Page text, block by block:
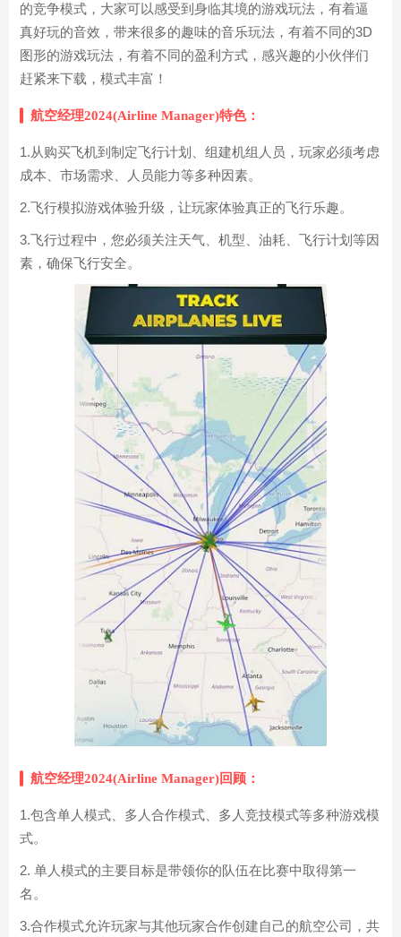
的竞争模式，大家可以感受到身临其境的游戏玩法，有着逼
真好玩的音效，带来很多的趣味的音乐玩法，有着不同的3D
图形的游戏玩法，有着不同的盈利方式，感兴趣的小伙伴们
赶紧来下载，模式丰富！
航空经理2024(Airline Manager)特色：
1.从购买飞机到制定飞行计划、组建机组人员，玩家必须考虑
成本、市场需求、人员能力等多种因素。
2.飞行模拟游戏体验升级，让玩家体验真正的飞行乐趣。
3.飞行过程中，您必须关注天气、机型、油耗、飞行计划等因
素，确保飞行安全。
航空经理2024(Airline Manager)回顾：
1.包含单人模式、多人合作模式、多人竞技模式等多种游戏模
式。
2. 单人模式的主要目标是带领你的队伍在比赛中取得第一
名。
3.合作模式允许玩家与其他玩家合作创建自己的航空公司，共